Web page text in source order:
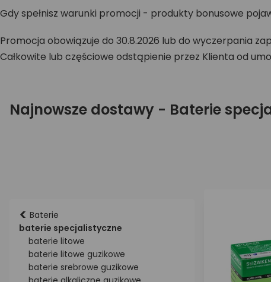
Gdy spełnisz warunki promocji - produkty bonusowe
Promocja obowiązuje do 30.8.2026 lub do wyczerpania
Całkowite lub częściowe odstąpienie przez Klienta od
Najnowsze dostawy - Baterie
< Baterie
baterie specjalistyczne
baterie litowe
baterie litowe guzikowe
baterie srebrowe guzikowe